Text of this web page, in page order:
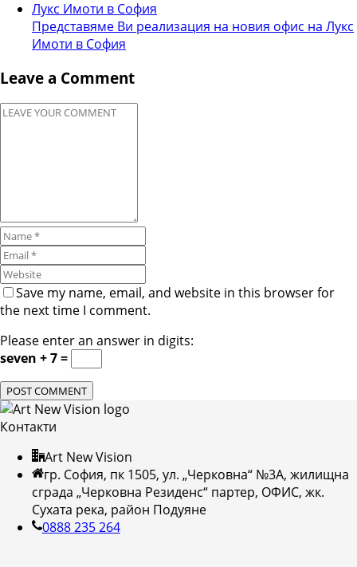
Представяме Ви реализация на новия офис на Лукс
Имоти в София
Leave a Comment
Save my name, email, and website in this browser for
the next time I comment.
Please enter an answer in digits:
seven + 7 =
Контакти
Art New Vision
гр. София, пк 1505, ул. „Черковна“ №3А, жилищна
сграда „Черковна Резиденс“ партер, ОФИС, жк.
Сухата река, район Подуяне
0888 235 264